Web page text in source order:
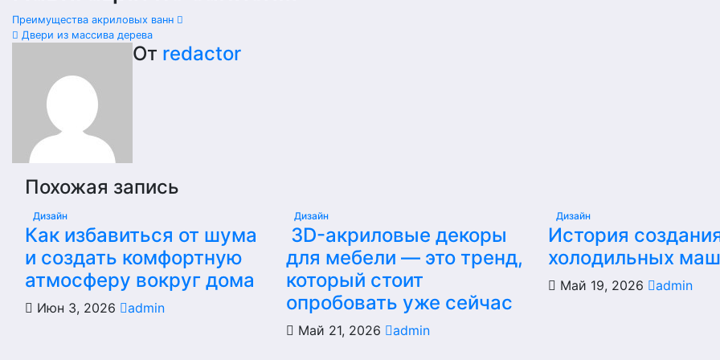
Преимущества акриловых ванн
Двери из массива дерева
От redactor
Похожая запись
Дизайн
Как избавиться от шума
и создать комфортную
атмосферу вокруг дома
Июн 3, 2026 admin
Дизайн
3D-акриловые декоры
для мебели — это тренд,
который стоит
опробовать уже сейчас
Май 21, 2026 admin
Дизайн
История
холодильных
Май 19, 2026 admin